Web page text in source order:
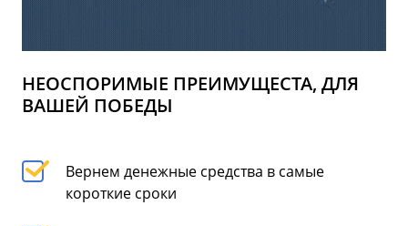
НЕОСПОРИМЫЕ ПРЕИМУЩЕСТА, ДЛЯ
ВАШЕЙ ПОБЕДЫ
Вернем денежные средства в самые
короткие сроки